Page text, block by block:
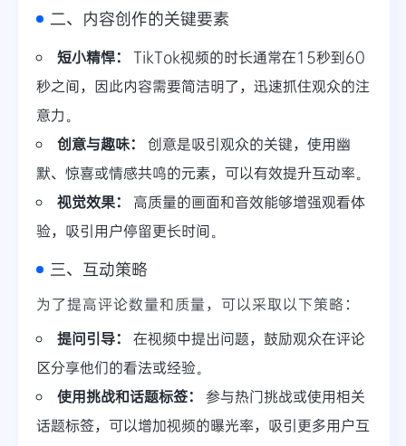
二、内容创作的关键要素
短小精悍：
TikTok视频的时长通常在15秒到60
秒之间，因此内容需要简洁明了，迅速抓住观众的注
意力。
创意与趣味：
创意是吸引观众的关键，使用幽
默、惊喜或情感共鸣的元素，可以有效提升互动率。
视觉效果：
高质量的画面和音效能够增强观看体
验，吸引用户停留更长时间。
三、互动策略
为了提高评论数量和质量，可以采取以下策略：
提问引导：
在视频中提出问题，鼓励观众在评论
区分享他们的看法或经验。
使用挑战和话题标签：
参与热门挑战或使用相关
话题标签，可以增加视频的曝光率，吸引更多用户互